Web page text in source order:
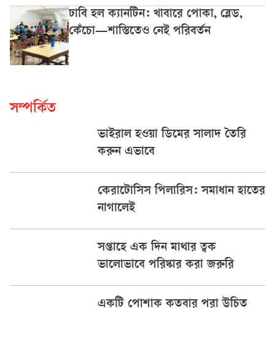
ঢাবি হল ক্যানটিন: খাবারে পোকা, ব্লেড,
কেঁচো—শাস্তিতেও নেই পরিবর্তন
সম্পর্কিত
ভাইরাল হওয়া ডিমের সালাদ তৈরি
করুন এভাবে
কেরাটোসিস পিলারিস: সমাধান হাতের
নাগালেই
সপ্তাহে এক দিন মাথার ত্বক
ভালোভাবে পরিষ্কার করা জরুরি
একটি পোশাক কতবার পরা উচিত